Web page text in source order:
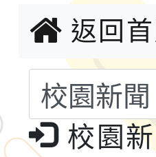
計畫子
小時認
115年度
義教育
轉知桃
共運輸
桃「我
115年第
2026年
返回
校園